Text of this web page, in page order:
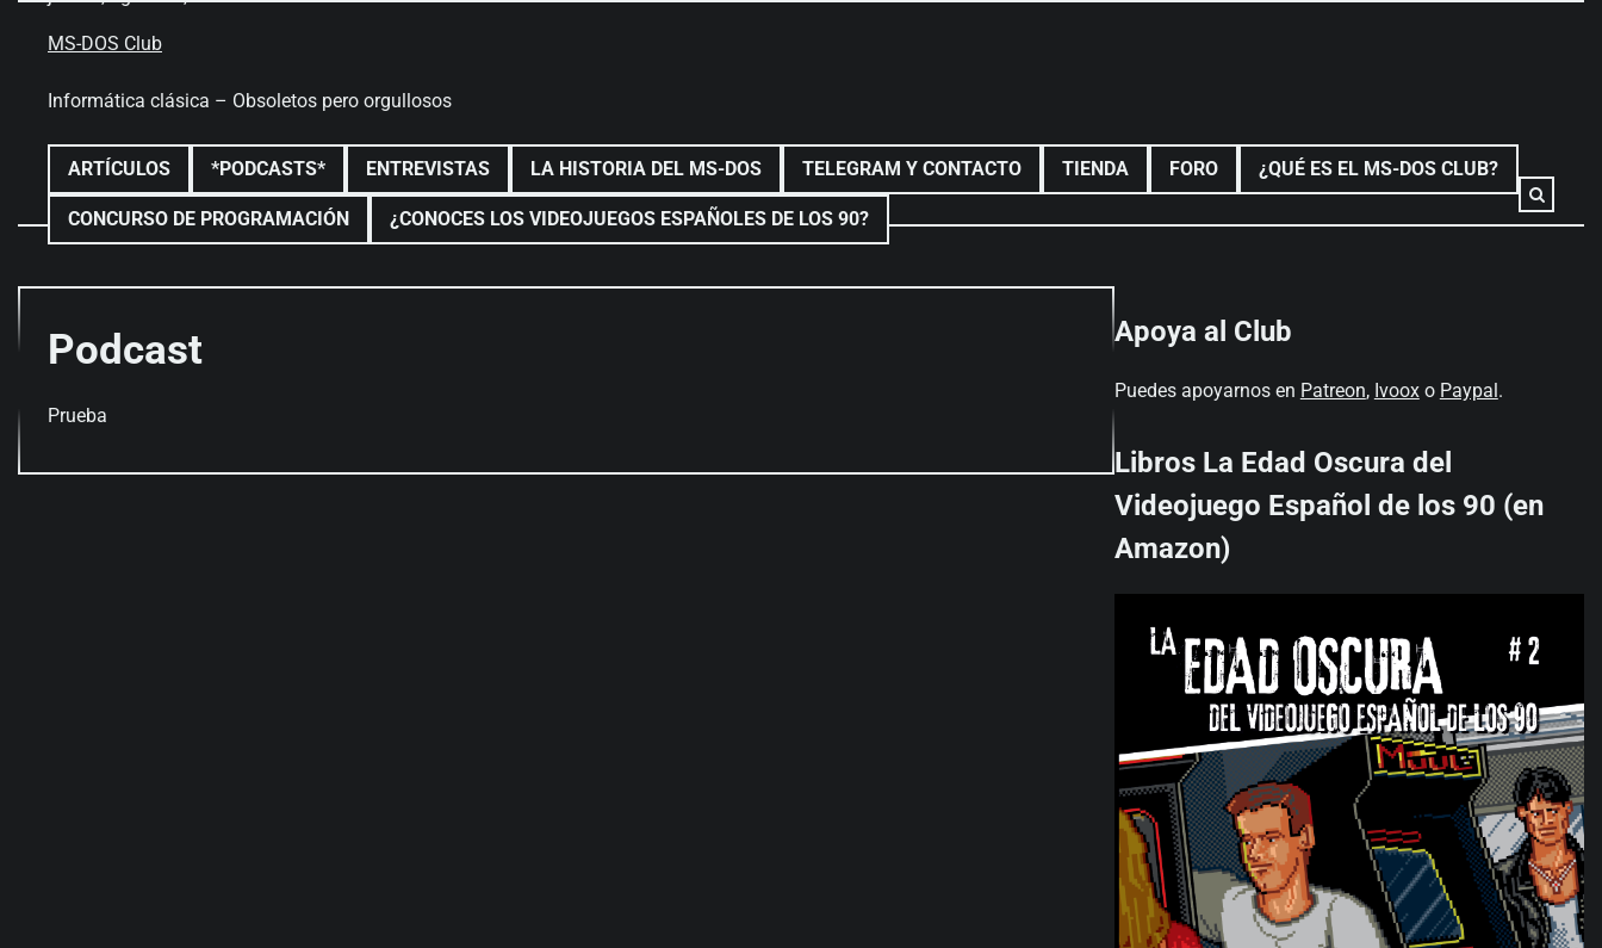
MS-DOS Club
Informática clásica – Obsoletos pero orgullosos
ARTÍCULOS *PODCASTS* ENTREVISTAS LA HISTORIA DEL MS-DOS TELEGRAM Y CONTACTO TIENDA FORO ¿QUÉ ES EL MS-DOS CLUB?
CONCURSO DE PROGRAMACIÓN ¿CONOCES LOS VIDEOJUEGOS ESPAÑOLES DE LOS 90?
Podcast
Prueba
Apoya al Club
Puedes apoyarnos en Patreon, Ivooxo Paypal.
Libros La Edad Oscura del
Videojuego Español de los 90 (en
Amazon)